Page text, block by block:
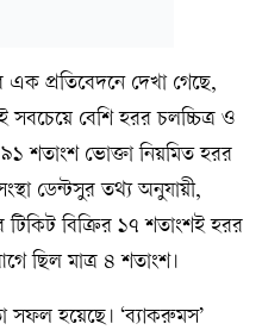
এক প্রতিবেদনে দেখা গেছে,
বেশি হরর চলচ্চিত্র ও
শতাংশ ভোক্তা নিয়মিত হরর
ডেন্টসুর তথ্য অনুযায়ী,
টিকিট বিক্রির ১৭ শতাংশই হরর
ছিল মাত্র ৪ শতাংশ।
সফল হয়েছে। ‘ব্যাকরুমস’